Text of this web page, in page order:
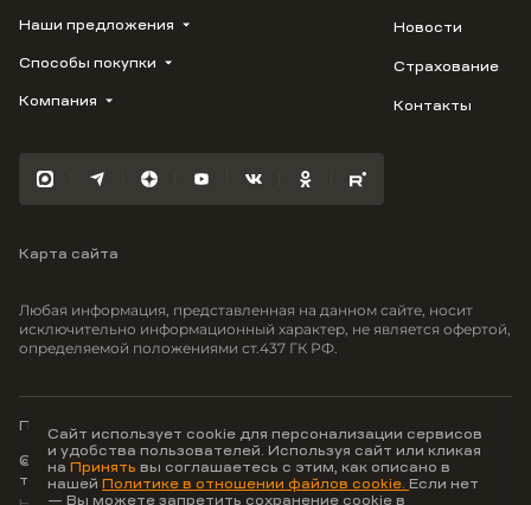
ВЕРН
1799
Флора
Отражение
Моретта
Вместе
Наши предложения
Купить квартиру
Студию
3-комнатную
Способы покупки
Трейд-ин
100% оплата
Компания
Карьера
Новости
Страхование
Контакты
Карта сайта
Любая информация, представленная на данном сайте, носит
исключительно информационный характер, не является офертой,
определяемой положениями ст.437 ГК РФ.
© ООО Неоагентство, ИНН 9703176621,
тел.:+7 800 707-87-38
Политика конфиденциальности
Сайт использует cookie для персонализации сервисов
и удобства пользователей. Используя сайт или кликая
на Принять вы соглашаетесь с этим, как описано в
нашей Политике в отношении файлов cookie. Если нет
— Вы можете запретить сохранение cookie в